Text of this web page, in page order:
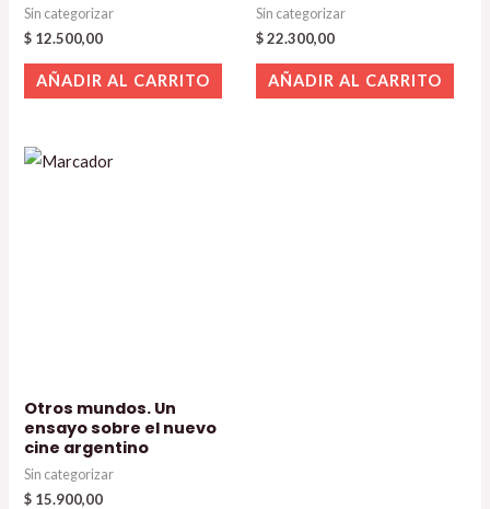
Sin categorizar
$ 12.500,00
AÑADIR AL CARRITO
Sin categorizar
$22.300,00
AÑADIR AL CARRITO
Otros mundos. Un
ensayo sobre el nuevo
cine argentino
Sin categorizar
$ 15.900,00